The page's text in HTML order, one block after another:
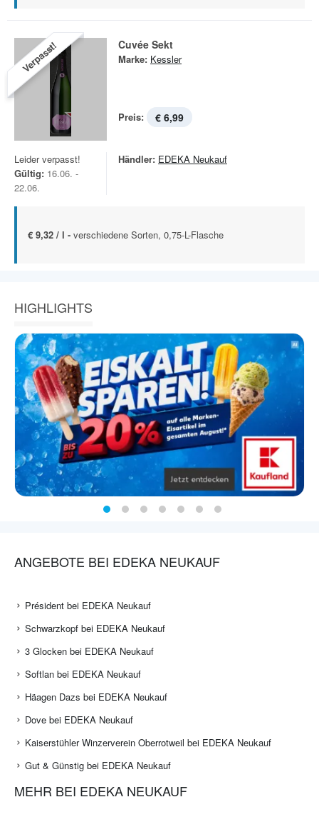
Verpasst! Cuvée Sekt
Marke: Kessler
Preis: € 6,99
Leider verpasst!
Gültig: 16.06. -
22.06.
Händler: EDEKA Neukauf
€ 9,32 / l - verschiedene Sorten, 0,75-L-Flasche
HIGHLIGHTS
ANGEBOTE BEI EDEKA NEUKAUF
Président bei EDEKA Neukauf
Schwarzkopf bei EDEKA Neukauf
3 Glocken bei EDEKA Neukauf
Softlan bei EDEKA Neukauf
Häagen Dazs bei EDEKA Neukauf
Dove bei EDEKA Neukauf
Kaiserstühler Winzerverein Oberrotweil bei EDEKA Neukauf
Gut & Günstig bei EDEKA Neukauf
MEHR BEI EDEKA NEUKAUF